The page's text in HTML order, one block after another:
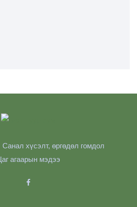
Санал хүсэлт, өргөдөл гомдол
агаарын мэдээ